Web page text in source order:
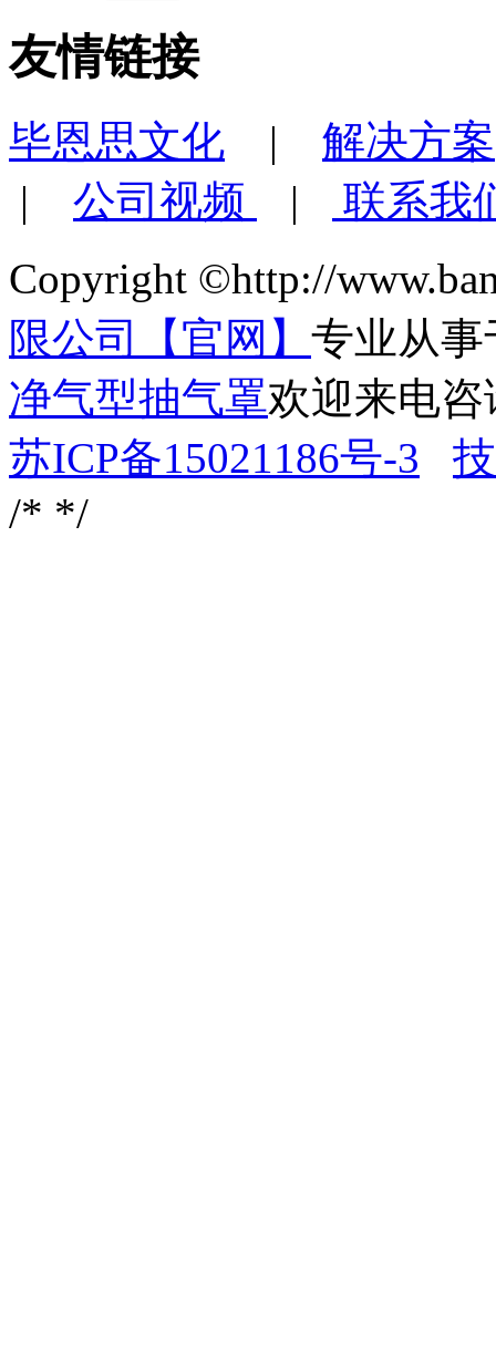
友情链接
毕恩思文化 | 解决方案
| 公司视频 |
联系我
Copyright ©http://
限公司【官网】 专业从事
净气型抽气罩欢迎来电咨
苏ICP备15021186号-3
/* */